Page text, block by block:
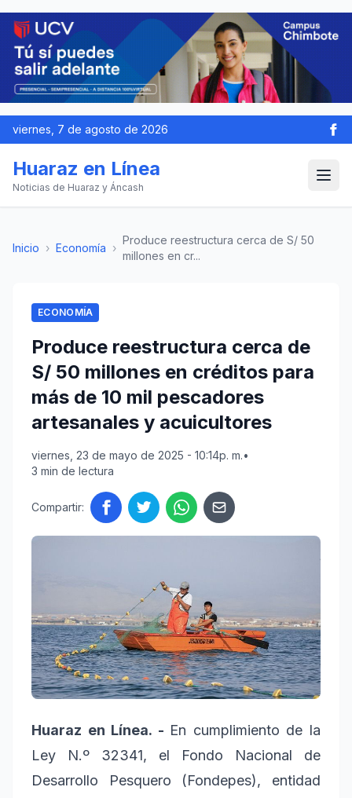
viernes, 7 de agosto de 2026
Huaraz en Línea
Noticias de Huaraz y Áncash
Inicio › Economía ›
Produce reestructura cerca de S/ 50
millones en cr...
ECONOMÍA
Produce reestructura cerca de
S/ 50 millones en créditos para
más de 10 mil pescadores
artesanales y acuicultores
viernes, 23 de mayo de 2025 - 10:14p. m.•
3 min de lectura
Compartir:
Huaraz en Línea. - En cumplimiento de la
Ley N.º 32341, el Fondo Nacional de
Desarrollo Pesquero (Fondepes), entidad